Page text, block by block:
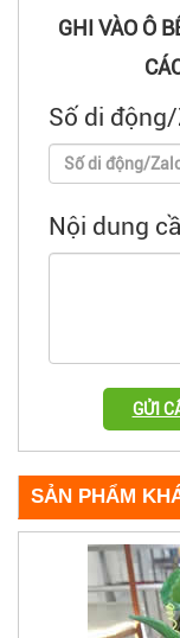
GHI VÀO Ô
Số di
Nội dung
GỬI
SẢN PHẨM